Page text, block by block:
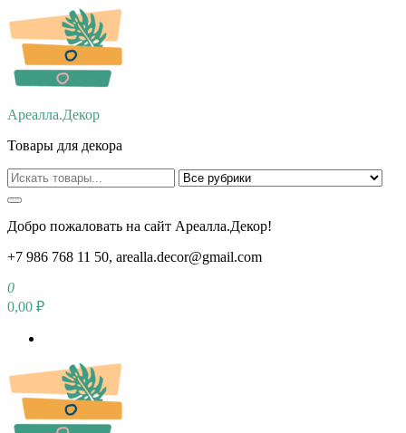
Перейти
к
содержимому
Ареалла.Декор
Товары для декора
Добро пожаловать на сайт Ареалла.Декор!
+7 986 768 11 50, arealla.decor@gmail.com
0
0,00 ₽